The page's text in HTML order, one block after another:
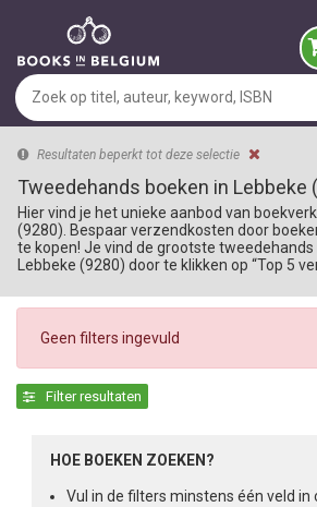
Resultaten beperkt tot deze selectie
Tweedehands boeken in Lebbeke
Hier vind je het unieke aanbod van
(9280). Bespaar verzendkosten door
te kopen! Je vind de grootste
Lebbeke (9280) door te klikken op “Top 5
Geen filters ingevuld
Filter resultaten
HOE BOEKEN ZOEKEN?
Vul in de filters minstens één veld in